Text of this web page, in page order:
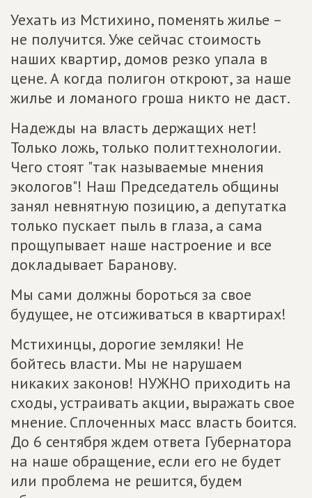
Уехать из Мстихино, поменять жилье –
не получится. Уже сейчас стоимость
наших квартир, домов резко упала в
цене. А когда полигон откроют, за наше
жилье и ломаного гроша никто не даст.
Надежды на власть держащих нет!
Только ложь, только политтехнологии.
Чего стоят "так называемые мнения
экологов"! Наш Председатель общины
занял невнятную позицию, а депутатка
только пускает пыль в глаза, а сама
прощупывает наше настроение и все
докладывает Баранову.
Мы сами должны бороться за свое
будущее, не отсиживаться в квартирах!
Мстихинцы, дорогие земляки! Не
бойтесь власти. Мы не нарушаем
никаких законов! НУЖНО приходить на
сходы, устраивать акции, выражать свое
мнение. Сплоченных масс власть боится.
До 6 сентября ждем ответа Губернатора
на наше обращение, если его не будет
или проблема не решится, будем